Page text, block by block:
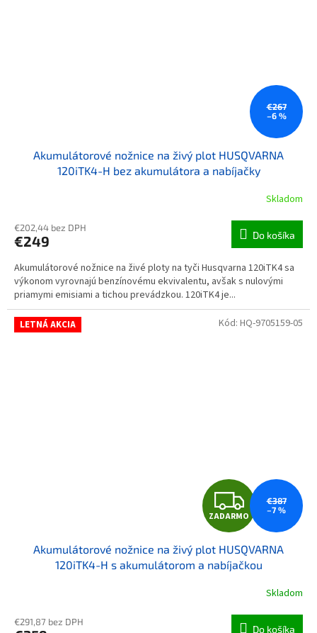
€267
–6 %
Akumulátorové nožnice na živý plot HUSQVARNA
120iTK4-H bez akumulátora a nabíjačky
Skladom
€202,44 bez DPH
€249 Do košíka
Akumulátorové nožnice na živé ploty na tyči Husqvarna 120iTK4 sa
výkonom vyrovnajú benzínovému ekvivalentu, avšak s nulovými
priamymi emisiami a tichou prevádzkou. 120iTK4 je...
LETNÁ AKCIA
ZADARMO
€387
–7 %
Akumulátorové nožnice na živý plot HUSQVARNA
120iTK4-H s akumulátorom a nabíjačkou
Skladom
€291,87 bez DPH
Do košíka
Kód: HQ-9705159-05